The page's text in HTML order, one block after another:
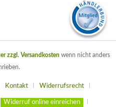
zzgl. Versandkostenwenn nicht anders
Kontakt Widerrufsrecht
Widerruf online einreichen